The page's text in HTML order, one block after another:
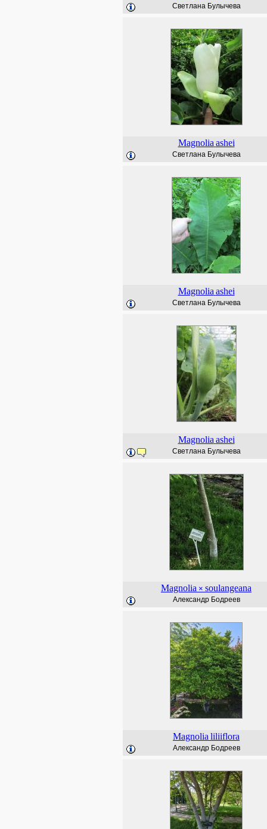
Светлана Булычева
Magnolia ashei
Светлана Булычева
Magnolia ashei
Светлана Булычева
Magnolia ashei
Светлана Булычева
Magnolia × soulangeana
Александр Бодреев
Magnolia liliiflora
Александр Бодреев